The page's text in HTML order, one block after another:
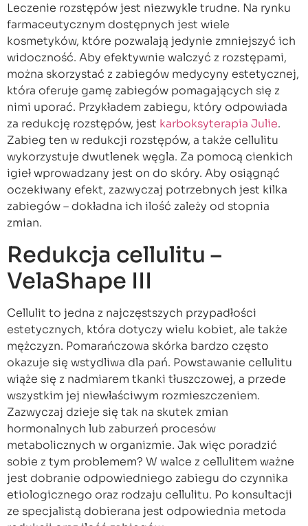
Leczenie rozstępów jest niezwykle trudne. Na rynku
farmaceutycznym dostępnych jest wiele
kosmetyków, które pozwalają jedynie zmniejszyć ich
widoczność. Aby efektywnie walczyć z rozstępami,
można skorzystać z zabiegów medycyny estetycznej,
która oferuje gamę zabiegów pomagających się z
nimi uporać. Przykładem zabiegu, który odpowiada
za redukcję rozstępów, jest karboksyterapia Julie.
Zabieg ten w redukcji rozstępów, a także cellulitu
wykorzystuje dwutlenek węgla. Za pomocą cienkich
igieł wprowadzany jest on do skóry. Aby osiągnąć
oczekiwany efekt, zazwyczaj potrzebnych jest kilka
zabiegów – dokładna ich ilość zależy od stopnia
zmian.
Redukcja cellulitu –
VelaShape III
Cellulit to jedna z najczęstszych przypadłości
estetycznych, która dotyczy wielu kobiet, ale także
mężczyzn. Pomarańczowa skórka bardzo często
okazuje się wstydliwa dla pań. Powstawanie cellulitu
wiąże się z nadmiarem tkanki tłuszczowej, a przede
wszystkim jej niewłaściwym rozmieszczeniem.
Zazwyczaj dzieje się tak na skutek zmian
hormonalnych lub zaburzeń procesów
metabolicznych w organizmie. Jak więc poradzić
sobie z tym problemem? W walce z cellulitem ważne
jest dobranie odpowiedniego zabiegu do czynnika
etiologicznego oraz rodzaju cellulitu. Po konsultacji
ze specjalistą dobierana jest odpowiednia metoda